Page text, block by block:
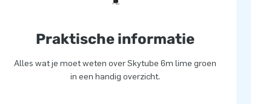
Praktische informatie
Alles wat je moet weten over Skytube 6m lime groen
in een handig overzicht.